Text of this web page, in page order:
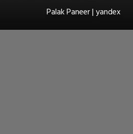
Palak Paneer | yandex